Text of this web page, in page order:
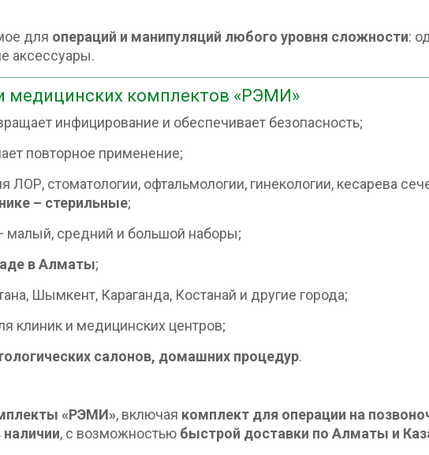
для операций и манипуляций любого уровня сложности:
аксессуары.
медицинских комплектов «РЭМИ»
инфицирование и обеспечивает безопасность;
повторное применение;
стоматологии, офтальмологии, гинекологии, кесарева
– стерильные;
средний и большой наборы;
в Алматы;
Шымкент, Караганда, Костанай и другие города;
клиник и медицинских центров;
салонов, домашних процедур.
«РЭМИ», включая комплект для операции на
наличии, с возможностью быстрой доставки по Алматы и